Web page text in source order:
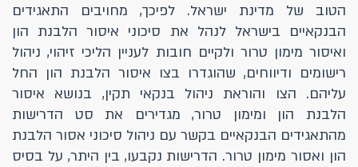
הטוב של מדינת ישראל. לפיכך, מחויבים התאגידים
הבנקאיים בישראל לנהל את סיכוני איסור הלבנת הון
ואיסור מימון טרור ולקיים חובות לעניין הליכי זיהוי, ניהול
רישומים ודיווחים, שהוגדרו בצו איסור הלבנת הון החל
עליהם. הצו והוראת ניהול בנקאי תקין, בנושא איסור
הלבנת הון ומימון טרור, מגדירים את סט הדרישות
מהתאגידים הבנקאיים בקשר עם ניהול סיכוני אסור הלבנת
הון ואסור מימון טרור. הדרישות נקבעו, בין היתר, על בסיס